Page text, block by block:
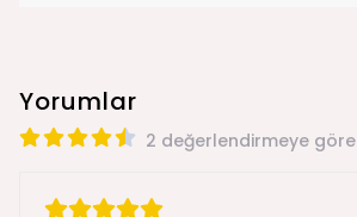
Yorumlar
2 değerlendirmeye göre